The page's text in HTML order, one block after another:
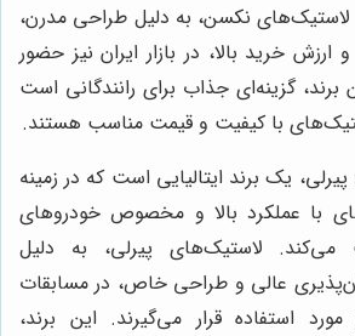
نکسن، به دلیل طراحی مدرن،
خرید بالا، در بازار ایران نیز حضور
برند، گزینه‌ای جذاب برای رانندگانی است
با کیفیت و قیمت مناسب هستند.
پیرلی، یک برند ایتالیایی است که در زمینه
با عملکرد بالا و مخصوص خودروهای
می‌کند. لاستیک‌های پیرلی، به دلیل
عالی و طراحی خاص، در مسابقات
مورد استفاده قرار می‌گیرند. این برند،